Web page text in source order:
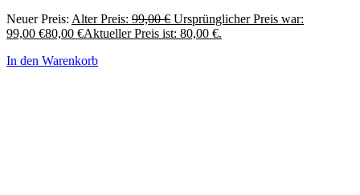
Neuer Preis: Alter Preis: 99,00€ Ursprünglicher Preis war:
99,00 €80,00 €Aktueller Preis ist: 80,00 €.
In den Warenkorb